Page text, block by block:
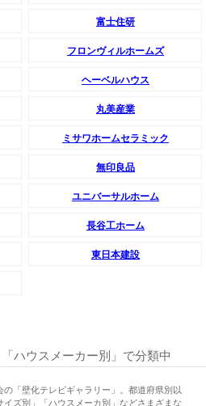
富士住研
フロンヴィルホームズ
ヘーベルハウス
丸美産業
ミサワホームセラミック
無印良品
ユニバーサルホーム
長谷工ホーム
東日本建設
ハウスメーカー別」で分類中
「壁化テレビギャラリー」。都道府県別以
ズ別」「ハウスメーカ別」などさまざまな